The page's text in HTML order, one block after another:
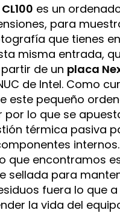
es un
para
que tienes
misma entrada,
de un placa
de Intel. Como
este pequeño
por lo que se
térmica pasiva
internos.
que encontramos
sellada para
fuera lo que a
la vida del